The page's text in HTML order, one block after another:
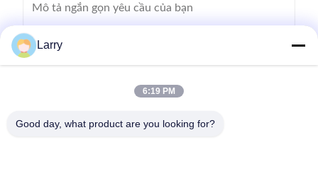
Gửi
Larry
6:19 PM
Good day, what product are you looking for?